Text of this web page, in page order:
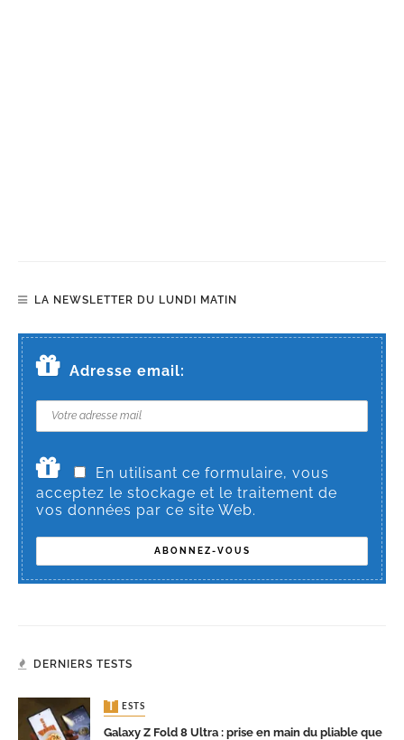
LA NEWSLETTER DU LUNDI MATIN
Adresse email:
En utilisant ce formulaire, vous
acceptez le stockage et le traitement de
vos données par ce site Web.
DERNIERS TESTS
TESTS
Galaxy Z Fold 8 Ultra : prise en main du pliable que